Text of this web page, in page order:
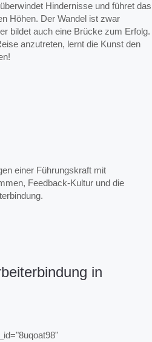
Hindernisse und führet das
Höhen. Der Wandel ist zwar
bildet auch eine Brücke zum Erfolg.
anzutreten, lernt die Kunst den
einer Führungskraft mit
Feedback-Kultur und die
in